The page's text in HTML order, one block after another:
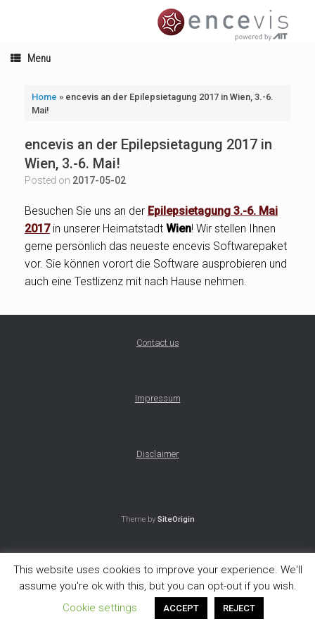
Menu
Home » encevis an der Epilepsietagung 2017 in Wien, 3.-6.
Mai!
encevis an der Epilepsietagung 2017 in
Wien, 3.-6. Mai!
Posted on 2017-05-02
Besuchen Sie uns an der Epilepsietagung 3.-6. Mai
2017in unserer Heimatstadt Wien! Wir stellen Ihnen
gerne persönlich das neueste encevis Softwarepaket
vor. Sie können vorort die Software ausprobieren und
auch eine Testlizenz mit nach Hause nehmen.
Contact us
Impressum
Disclaimer
Theme by SiteOrigin
This website uses cookies to improve your experience. We'll
assume you're ok with this, but you can opt-out if you wish.
Cookie settings
ACCEPT REJECT